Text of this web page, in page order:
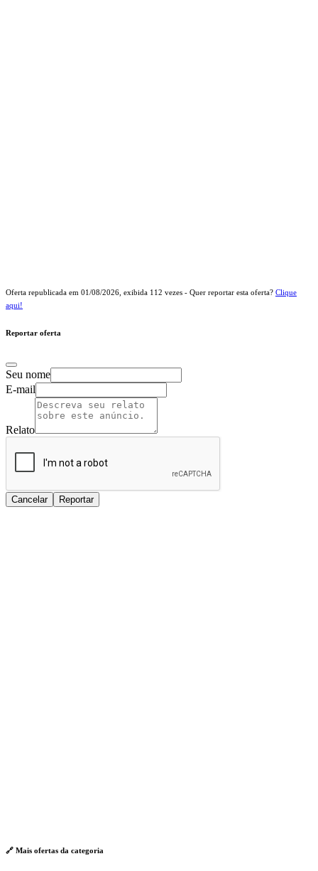
Oferta republicada em 01/08/2026 , exibida 112 vezes - Quer reportar esta oferta? Clique
aqui!
Reportar oferta
Seu nome
E-mail
Relato
Cancelar Reportar
🔗 Mais ofertas da categoria